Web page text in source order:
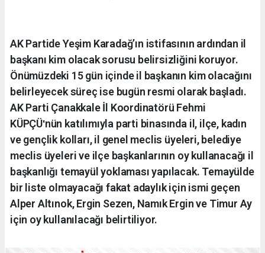
AK Partide Yeşim Karadağ’ın istifasının ardından il
başkanı kim olacak sorusu belirsizliğini koruyor.
Önümüzdeki 15 gün içinde il başkanın kim olacağını
belirleyecek süreç ise bugün resmi olarak başladı.
AK Parti Çanakkale İl Koordinatörü Fehmi
KÜPÇÜʹnün katılımıyla parti binasında il, ilçe, kadın
ve gençlik kolları, il genel meclis üyeleri, belediye
meclis üyeleri ve ilçe başkanlarının oy kullanacağı il
başkanlığı temayül yoklaması yapılacak. Temayülde
bir liste olmayacağı fakat adaylık için ismi geçen
Alper Altınok, Ergin Sezen, Namık Ergin ve Timur Ay
için oy kullanılacağı belirtiliyor.